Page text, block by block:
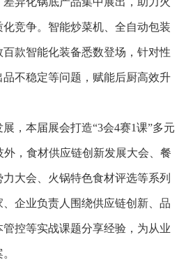
竞争。智能炒菜机、全自动包装
款智能化装备悉数登场，针对性
不稳定等问题，赋能后厨高效升
本届展会打造“3会4赛1课”多元
，食材供应链创新发展大会、餐
大会、火锅特色食材评选等系列
企业负责人围绕供应链创新、品
控等实战课题分享经验，为从业